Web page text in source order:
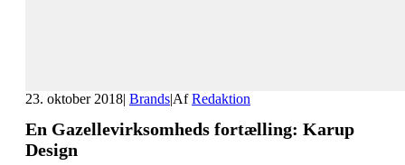
23. oktober 2018| Brands|AfRedaktion
En Gazellevirksomheds fortælling: Karup
Design